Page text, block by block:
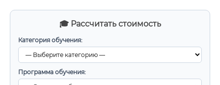
🎓 Рассчитать стоимость
Категория обучения:
Программа обучения: